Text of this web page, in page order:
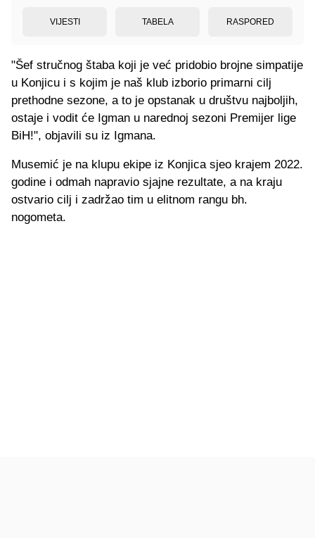
VIJESTI TABELA RASPORED
"Šef stručnog štaba koji je već pridobio brojne simpatije
u Konjicu i s kojim je naš klub izborio primarni cilj
prethodne sezone, a to je opstanak u društvu najboljih,
ostaje i vodit će Igman u narednoj sezoni Premijer lige
BiH!", objavili su iz Igmana.
Musemić je na klupu ekipe iz Konjica sjeo krajem 2022.
godine i odmah napravio sjajne rezultate, a na kraju
ostvario cilj i zadržao tim u elitnom rangu bh.
nogometa.